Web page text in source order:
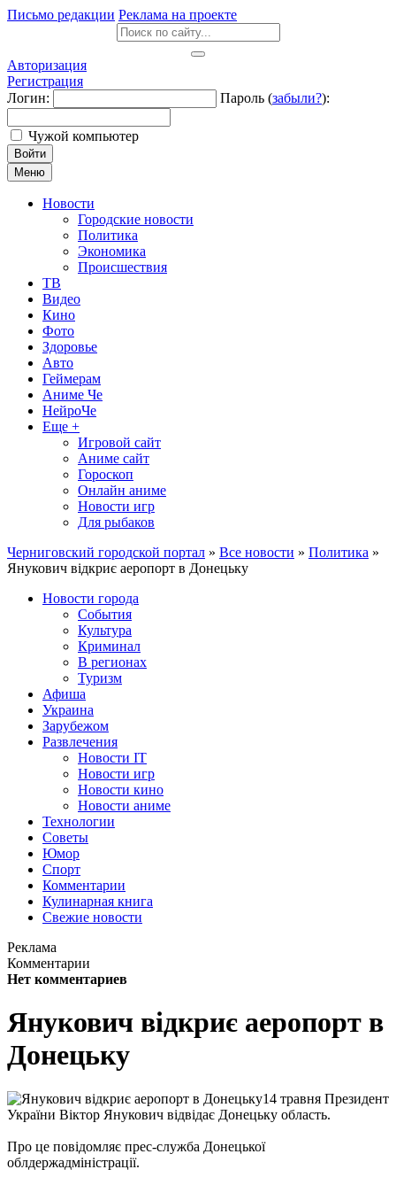
Письмо редакции Реклама на проекте
Авторизация
Регистрация
Логин:
Пароль (забыли?):
Чужой компьютер
Войти
Меню
Новости
Городские новости
Политика
Экономика
Происшествия
ТВ
Видео
Кино
Фото
Здоровье
Авто
Геймерам
Аниме Че
НейроЧе
Еще +
Игровой сайт
Аниме сайт
Гороскоп
Онлайн аниме
Новости игр
Для рыбаков
Черниговский городской портал » Все новости » Политика »
Янукович відкриє аеропорт в Донецьку
Новости города
События
Культура
Криминал
В регионах
Туризм
Афиша
Украина
Зарубежом
Развлечения
Новости IT
Новости игр
Новости кино
Новости аниме
Технологии
Советы
Юмор
Спорт
Комментарии
Кулинарная книга
Свежие новости
Реклама
Комментарии
Нет комментариев
Янукович відкриє аеропорт в
Донецьку
14 травня Президент
України Віктор Янукович відвідає Донецьку область.
Про це повідомляє прес-служба Донецької
облдержадміністрації.